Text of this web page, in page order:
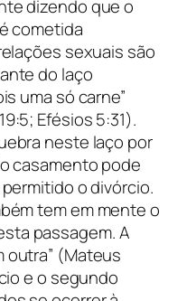
dizendo que o
cometida
sexuais são
do laço
uma só carne”
Efésios 5:31).
neste laço por
casamento pode
o divórcio.
tem em mente o
passagem. A
outra” (Mateus
e o segundo